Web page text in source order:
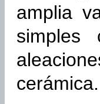
amplia
cerámica.